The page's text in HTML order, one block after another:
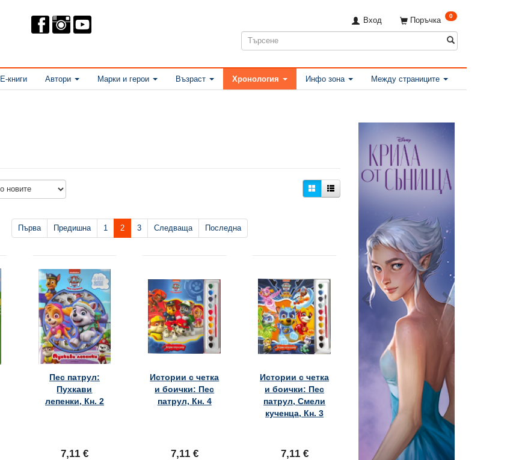
Поръчка 0
Вход
Е-книги Автори Марки и герои Възраст Хронология Инфо зона Между страниците
Първа Предишна 1 2 3 Следваща Последна
Пес патрул:
Пухкави
лепенки, Кн. 2
7,11 €
Истории с четка
и боички: Пес
патрул, Кн. 4
7,11 €
Истории с четка
и боички: Пес
патрул, Смели
кученца, Кн. 3
7,11 €